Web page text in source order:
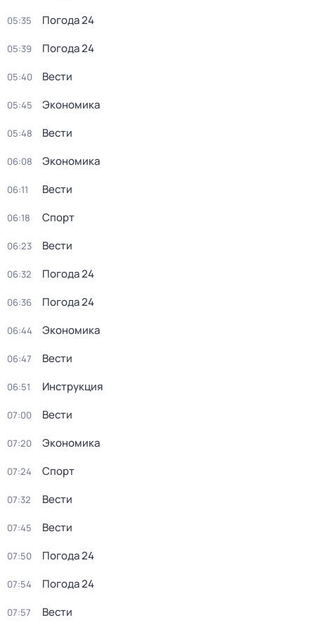
05:35 Погода 24
05:39 Погода 24
05:40 Вести
05:45 Экономика
05:48 Вести
06:08 Экономика
06:11 Вести
06:18 Спорт
06:23 Вести
06:32 Погода 24
06:36 Погода 24
06:44 Экономика
06:47 Вести
06:51 Инструкция
07:00 Вести
07:20 Экономика
07:24 Спорт
07:32 Вести
07:45 Вести
07:50 Погода 24
07:54 Погода 24
07:57 Вести